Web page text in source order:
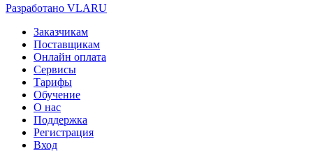
Разработано VLARU
Close
Menu
Заказчикам
Поставщикам
Онлайн оплата
Сервисы
Тарифы
Обучение
О нас
Поддержка
Регистрация
Вход